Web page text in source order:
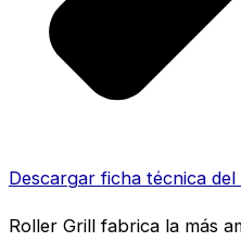
Descargar ficha técnica
Roller Grill fabrica la más